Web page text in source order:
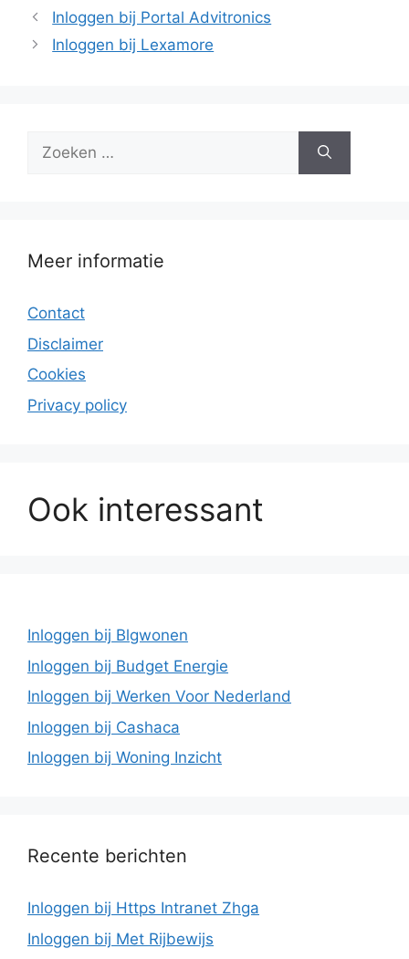
Inloggen bij Portal Advitronics
Inloggen bij Lexamore
Zoek
Meer informatie
Contact
Disclaimer
Cookies
Privacy policy
Ook interessant
Inloggen bij Blgwonen
Inloggen bij Budget Energie
Inloggen bij Werken Voor Nederland
Inloggen bij Cashaca
Inloggen bij Woning Inzicht
Recente berichten
Inloggen bij Https Intranet Zhga
Inloggen bij Met Rijbewijs